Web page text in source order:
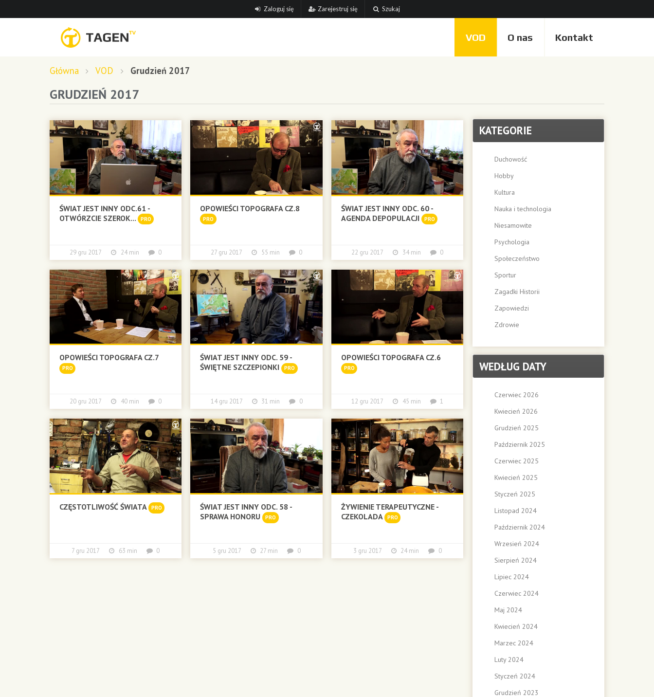
Zaloguj się Zarejestruj się Szukaj
VOD O nas Kontakt
Główna VOD Grudzień 2017
GRUDZIEŃ 2017
ŚWIAT JEST INNY ODC.61 -
OTWÓRZCIE SZEROK...
PRO
29 gru 2017 24 min 0
OPOWIEŚCI TOPOGRAFA CZ.8
PRO
27 gru 2017 55 min 0
ŚWIAT JEST INNY ODC. 60 -
AGENDA DEPOPULACJI
PRO
22 gru 2017 34 min 0
OPOWIEŚCI TOPOGRAFA CZ.7
PRO
20 gru 2017 40 min 0
ŚWIAT JEST INNY ODC. 59 -
ŚWIĘTNE SZCZEPIONKI PRO
14 gru 2017 31 min 0
OPOWIEŚCI TOPOGRAFA CZ.6
PRO
12 gru 2017 45 min 1
CZĘSTOTLIWOŚĆ ŚWIATA PRO
7 gru 2017 63 min 0
ŚWIAT JEST INNY ODC. 58 -
SPRAWA HONORU PRO
5 gru 2017 27 min 0
ŻYWIENIE TERAPEUTYCZNE -
CZEKOLADA
PRO
3 gru 2017 24 min 0
KATEGORIE
Duchowość
Hobby
Kultura
Nauka i technologia
Niesamowite
Psychologia
Społeczeństwo
Sportur
Zagadki Historii
Zapowiedzi
Zdrowie
WEDŁUG DATY
Czerwiec 2026
Kwiecień 2026
Grudzień 2025
Październik 2025
Czerwiec 2025
Kwiecień 2025
Styczeń 2025
Listopad 2024
Październik 2024
Wrzesień 2024
Sierpień 2024
Lipiec 2024
Czerwiec 2024
Maj 2024
Kwiecień 2024
Marzec 2024
Luty 2024
Styczeń 2024
Grudzień 2023